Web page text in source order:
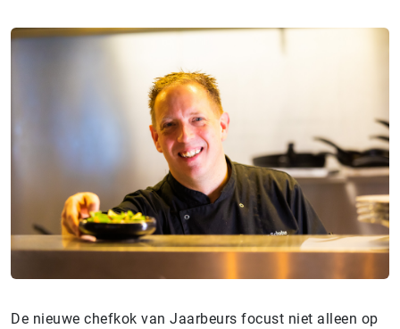
De nieuwe chefkok van Jaarbeurs focust niet alleen op